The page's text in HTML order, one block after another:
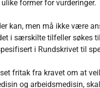
former for vurderinger.
kan, men må ikke være
i særskilte tilfeller søkes
i Rundskrivet til
fritak fra kravet om at
og arbeidsmedisin,